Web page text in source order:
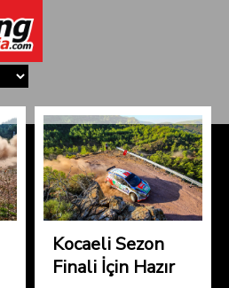
Kocaeli Sezon
Finali İçin Hazır